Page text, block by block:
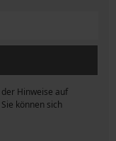
Hinweise auf
können sich